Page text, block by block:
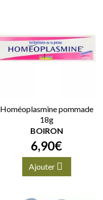
Homéoplasmine pommade
18g
BOIRON
6,90€
Ajouter